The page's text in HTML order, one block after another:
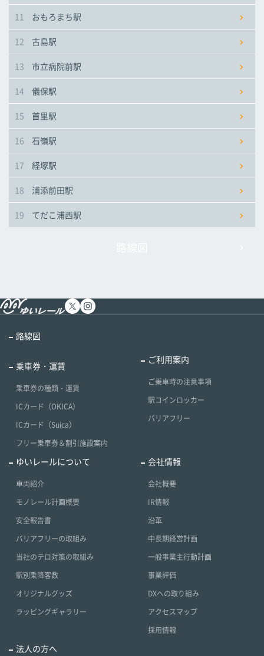
浦添前田駅
浦添前田駅
浦添前田駅
11 おもろまち駅
12 古島駅
13 市立病院前駅
14 儀保駅
15 首里駅
16 石嶺駅
17 経塚駅
18 浦添前田駅
19 てだこ浦西駅
路線図
乗車券・運賃
乗車券の種類・運賃
ICカード（OKICA）
ICカード（Suica）
フリー乗車券＆割引施設案内
ご利用案内
ご乗車時の注意事項
駅コインロッカー
バリアフリー
ゆいレールについて
車両紹介
モノレール計画概要
安全報告書
バリアフリーの取組み
当社のテロ対策の取組み
駅別乗降客数
オリジナルグッズ
ラッピングギャラリー
会社情報
会社概要
IR情報
沿革
中長期経営計画
一般事業主行動計画
事業評価
DXへの取り組み
アクセスマップ
採用情報
法人の方へ